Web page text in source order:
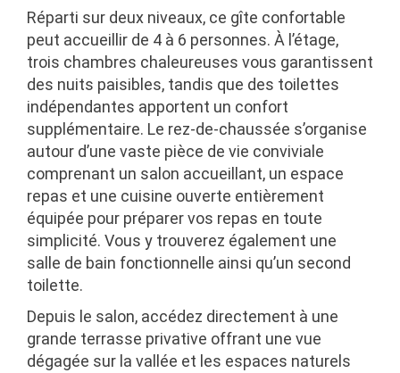
Réparti sur deux niveaux, ce gîte confortable
peut accueillir de 4 à 6 personnes. À l’étage,
trois chambres chaleureuses vous garantissent
des nuits paisibles, tandis que des toilettes
indépendantes apportent un confort
supplémentaire. Le rez-de-chaussée s’organise
autour d’une vaste pièce de vie conviviale
comprenant un salon accueillant, un espace
repas et une cuisine ouverte entièrement
équipée pour préparer vos repas en toute
simplicité. Vous y trouverez également une
salle de bain fonctionnelle ainsi qu’un second
toilette.
Depuis le salon, accédez directement à une
grande terrasse privative offrant une vue
dégagée sur la vallée et les espaces naturels